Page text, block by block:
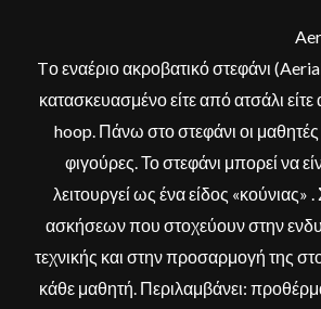
Tο εναέριο ακροβατικό στεφάνι
κατασκευασμένο είτε από ατσάλι
hoop. Πάνω στο στεφάνι οι μαθητές
φιγούρες. Το στεφάνι μπορεί να
λειτουργεί ως ένα είδος
ασκήσεων που στοχεύουν στην
τεχνικής και στην προσαρμογή της
κάθε μαθητή. Περιλαμβάνει: